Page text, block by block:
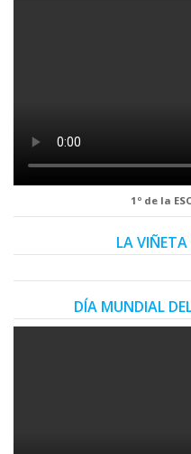
1º de la
LA VIÑETA
DÍA MUNDIAL